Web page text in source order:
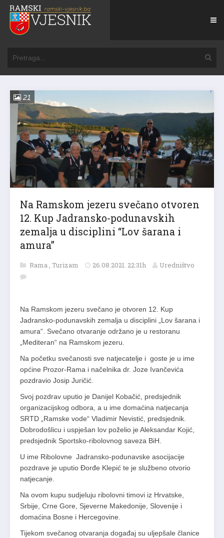
21
Na Ramskom jezeru svečano otvoren
12. Kup Jadransko-podunavskih
zemalja u disciplini “Lov šarana i
amura”
Rama , Turizam 26.08.2021. 22:31h Uredništvo
Na Ramskom jezeru svečano je otvoren 12. Kup
Jadransko-podunavskih zemalja u disciplini „Lov šarana i
amura“. Svečano otvaranje održano je u restoranu
„Mediteran“ na Ramskom jezeru.
Na početku svečanosti sve natjecatelje i goste je u ime
općine Prozor-Rama i načelnika dr. Joze Ivančevića
pozdravio Josip Juričić.
Svoj pozdrav uputio je Danijel Kobačić, predsjednik
organizacijskog odbora, a u ime domaćina natjecanja
SRTD „Ramske vode“ Vladimir Nevistić, predsjednik.
Dobrodošlicu i uspješan lov poželio je Aleksandar Kojić,
predsjednik Sportsko-ribolovnog saveza BiH.
U ime Ribolovne Jadransko-podunavske asocijacije
pozdrave je uputio Đorđe Klepić te je službeno otvorio
natjecanje.
Na ovom kupu sudjeluju ribolovni timovi iz Hrvatske,
Srbije, Crne Gore, Sjeverne Makedonije, Slovenije i
domaćina Bosne i Hercegovine.
Tijekom svečanog otvaranja događaj su uljepšale članice